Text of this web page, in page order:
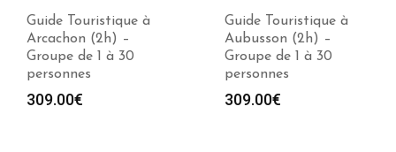
Guide Touristique à
Arcachon (2h) –
Groupe de 1 à 30
personnes
309.00€
Guide Touristique à
Aubusson (2h) –
Groupe de 1 à 30
personnes
309.00€